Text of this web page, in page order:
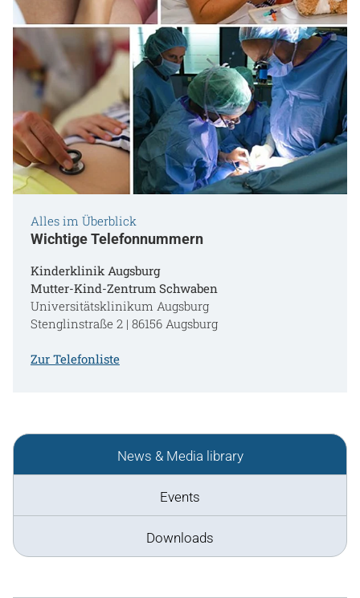
Alles im Überblick
Wichtige Telefonnummern
Kinderklinik Augsburg
Mutter-Kind-Zentrum Schwaben
Universitätsklinikum Augsburg
Stenglinstraße 2 | 86156 Augsburg
Zur Telefonliste
News & Media library
Events
Downloads